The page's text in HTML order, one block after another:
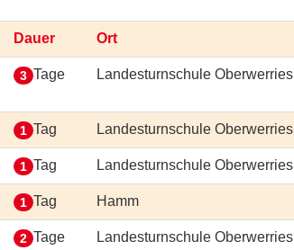
Dauer Ort
3 Tage Landesturnschule Oberwerries
1 Tag Landesturnschule Oberwerries
1 Tag Landesturnschule Oberwerries
1 Tag Hamm
2 Tage Landesturnschule Oberwerries